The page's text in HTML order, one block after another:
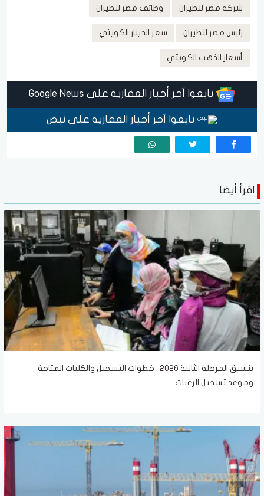
شركه مصر للطيران وظائف مصر للطيران
رئيس مصر للطيران سعر الدينار الكويتي
أسعار الذهب الكويتي
تابعوا آخر أخبار العقارية على Google News
تابعوا آخر أخبار العقارية على نبض
اقرأ أيضا
تنسيق المرحلة الثانية 2026.. خطوات التسجيل والكليات المتاحة
وموعد تسجيل الرغبات